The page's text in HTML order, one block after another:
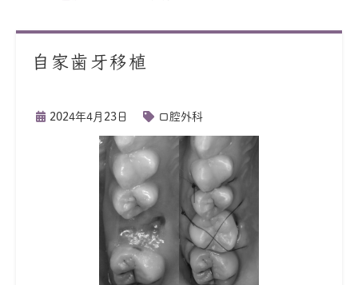
自家歯牙移植
2024年4月23日 口腔外科